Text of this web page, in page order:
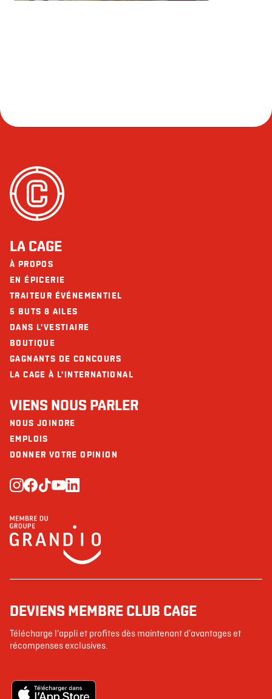
LA CAGE
À PROPOS
EN ÉPICERIE
TRAITEUR ÉVÉNEMENTIEL
5 BUTS 8 AILES
DANS L'VESTIAIRE
BOUTIQUE
GAGNANTS DE CONCOURS
LA CAGE À L'INTERNATIONAL
VIENS NOUS PARLER
NOUS JOINDRE
EMPLOIS
DONNER VOTRE OPINION
DEVIENS MEMBRE CLUB CAGE
Télécharge l'appli et profites dès maintenant d’avantages et
récompenses exclusives.